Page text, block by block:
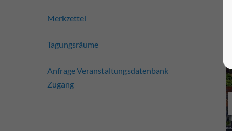
Merkzettel
Tagungsräume
Anfrage Veranstaltungsdatenbank
Zugang